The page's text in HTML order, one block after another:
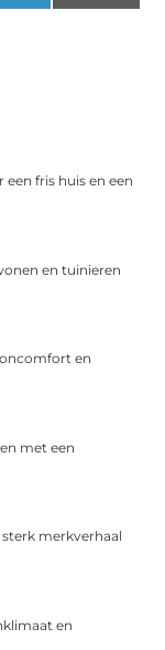
fris huis en een
en tuinieren
en
met een
sterk merkverhaal
en